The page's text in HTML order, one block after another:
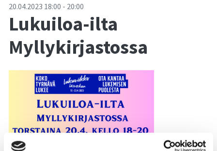
-20.04.2023 18:00 - 20:00
Lukuiloa-ilta
Myllykirjastossa